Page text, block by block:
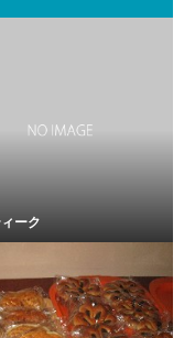
ーク